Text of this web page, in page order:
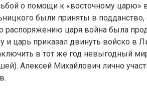
о помощи к «восточному царю»
были приняты в
царя война была
царь приказал двинуть войско
в тот же год невыгодный
Алексей Михайлович лично